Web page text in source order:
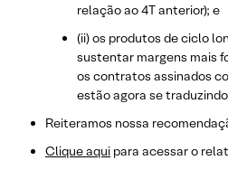
relação ao 4T anterior); e
(ii) os produtos de ciclo
sustentar margens mais
os contratos assinados
estão agora se
Reiteramos nossa
Clique aqui para acessar o